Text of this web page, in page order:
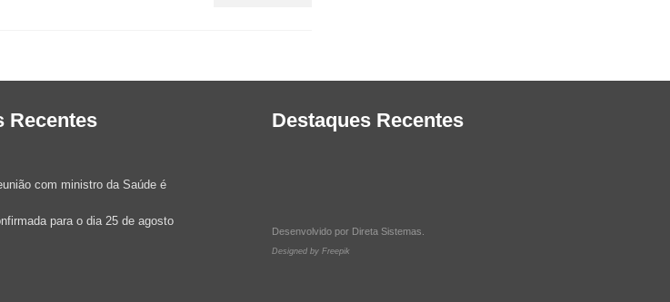
Recentes
com ministro da Saúde é
para o dia 25 de agosto
Destaques Recentes
Desenvolvido por Direta Sistemas
Designed by Freepik